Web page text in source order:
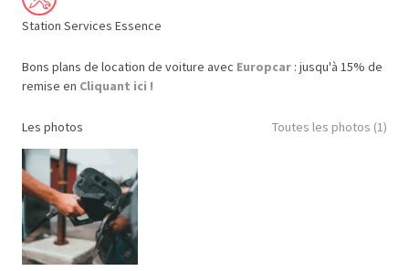
Station Services Essence
Bons plans de location de voiture avec Europcar : jusqu'à 15% de
remise en Cliquant ici !
Les photos Toutes les photos (1)